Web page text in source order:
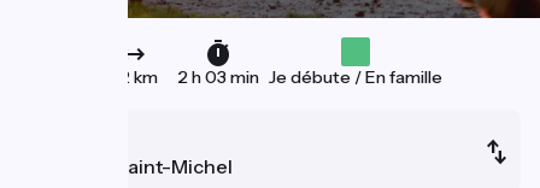
22 km 2 h 03 min Je débute / En famille
Mont-Saint-Michel